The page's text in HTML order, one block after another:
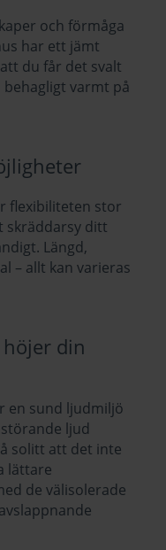
och förmåga
har ett jämt
du får det svalt
varmt på
flexibiliteten stor
skräddarsy ditt
Längd,
– allt kan varieras
din
en sund ljudmiljö
ljud
solitt att det inte
lättare
de välisolerade